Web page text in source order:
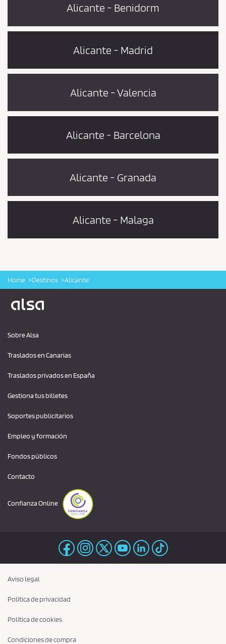
Alicante - Benidorm
Alicante - Madrid
Alicante - Valencia
Alicante - Barcelona
Alicante - Granada
Alicante - Malaga
Home Destinos Alicante
Sobre Alsa
Traslados en Canarias
Traslados privados en España
Gestiona tus billetes
Soportes publicitarios
Empleo y formación
Fondos públicos
Contacto
Confianza Online
Logo Alsa
Aviso legal
Política de privacidad
Política de cookies
Condiciones de compra